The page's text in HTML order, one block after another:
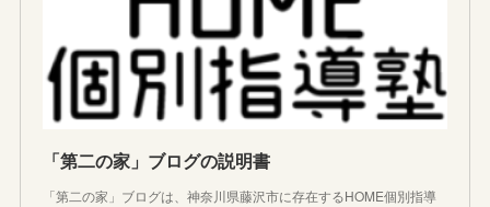
「第二の家」ブログの説明書
「第二の家」ブログは、神奈川県藤沢市に存在するHOME個別指導